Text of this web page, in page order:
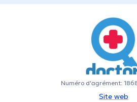
Numéro d'agrément:
Site web